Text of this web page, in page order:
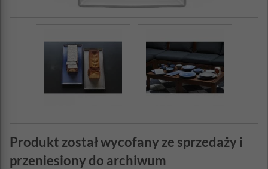
Produkt został wycofany ze sprzedaży i
przeniesiony do archiwum